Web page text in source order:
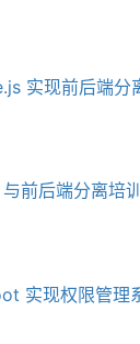
前后端分离培训